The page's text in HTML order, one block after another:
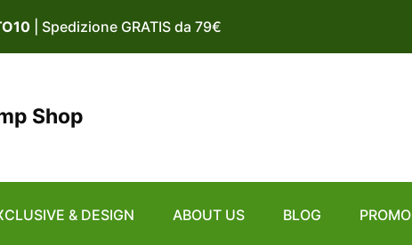
| Spedizione GRATIS da 79€
Shop
& DESIGN ABOUT US BLOG PROMO